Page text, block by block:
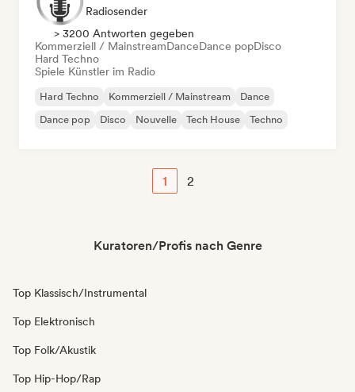
Radiosender
> 3200 Antworten gegeben
Kommerziell / MainstreamDanceDance popDisco
Hard Techno
Spiele Künstler im Radio
Hard Techno Kommerziell / Mainstream
Dance
Dance pop
Disco Nouvelle Tech House Techno
1 2
Kuratoren/Profis nach Genre
Top Klassisch/Instrumental
Top Elektronisch
Top Folk/Akustik
Top Hip-Hop/Rap